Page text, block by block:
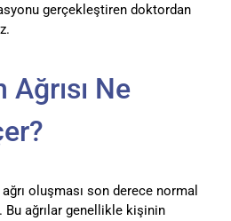
gerçekleştiren doktordan
Ne
oluşması son derece normal
Bu ağrılar genellikle kişinin